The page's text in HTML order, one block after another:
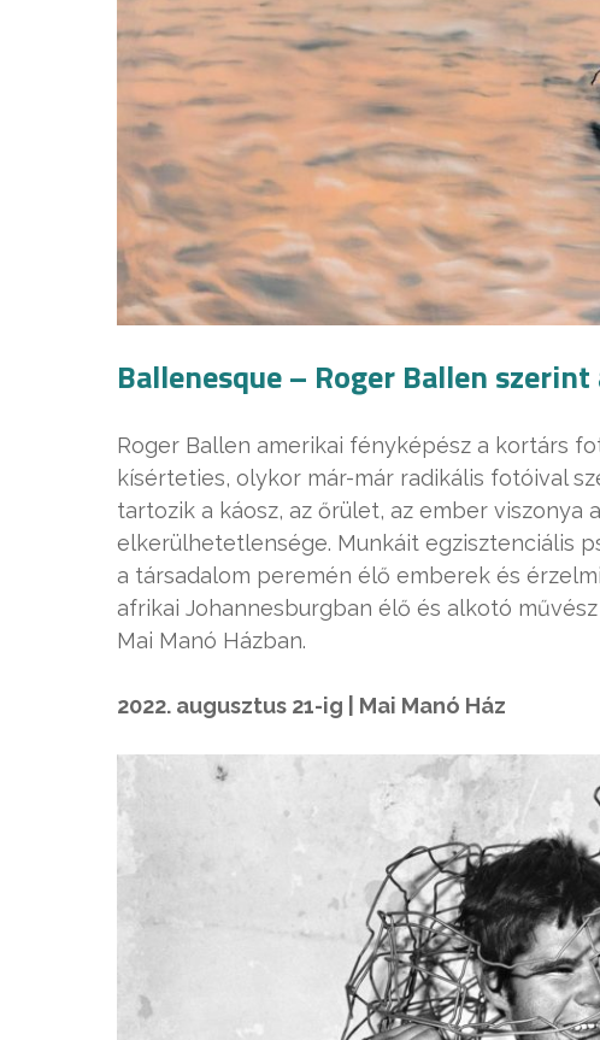
Ballenesque – Roger Ballen
Roger Ballen amerikai fényképész a kortárs
kísérteties, olykor már-már radikális fotóival
tartozik a káosz, az őrület, az ember viszonya
elkerülhetetlensége. Munkáit egzisztenciális
a társadalom peremén élő emberek és
afrikai Johannesburgban élő és alkotó
Mai Manó Házban.
2022. augusztus 21-ig | Mai Manó Ház